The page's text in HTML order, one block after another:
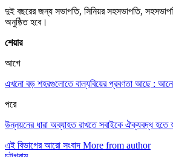
দুই বছরের জন্য সভাপতি, সিনিয়র সহসভাপতি,
অনুষ্ঠিত হবে।
শেয়ার
আগে
এখনো বড় শহরগুলোতে বাল্যবিয়ের প্রবণতা আছে :
পরে
উন্নয়নের ধারা অব্যাহত রাখতে সবাইকে ঐক্যবদ্ধ হতে
এই বিভাগের আরো সংবাদ More from author